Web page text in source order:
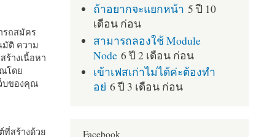
รถสมัคร
มัติ ความ
ร้างเนื้อหา
ณโดย
บของคุณ
ที่สร้างด้วย
ถ้าอยากจะแยกหน้า 5 ปี 10
เดือน ก่อน
สามารถลองใช้ Module
Node 6 ปี 2 เดือน ก่อน
เข้าเฟสเก่าไม่ได้ค่ะต้องทำ
อย่ 6 ปี 3 เดือน ก่อน
Facebook